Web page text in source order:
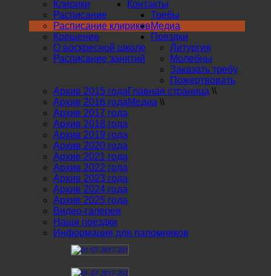
Клирики
Расписание
Расписание клириков
Крещение
О воскресной школе
Расписание занятий
Контакты
Требы
Литургия
Молебны
Заказать требу
Пожертвовать
Медиа
Архив 2015 года
Архив 2016 года
Архив 2017 года
Архив 2018 года
Архив 2019 года
Архив 2020 года
Архив 2021 года
Архив 2022 года
Архив 2023 года
Архив 2024 года
Архив 2025 года
Видео-галерея
Поездки
Наши поездки
Информация для паломников
Главная страница \\
Медиа \\